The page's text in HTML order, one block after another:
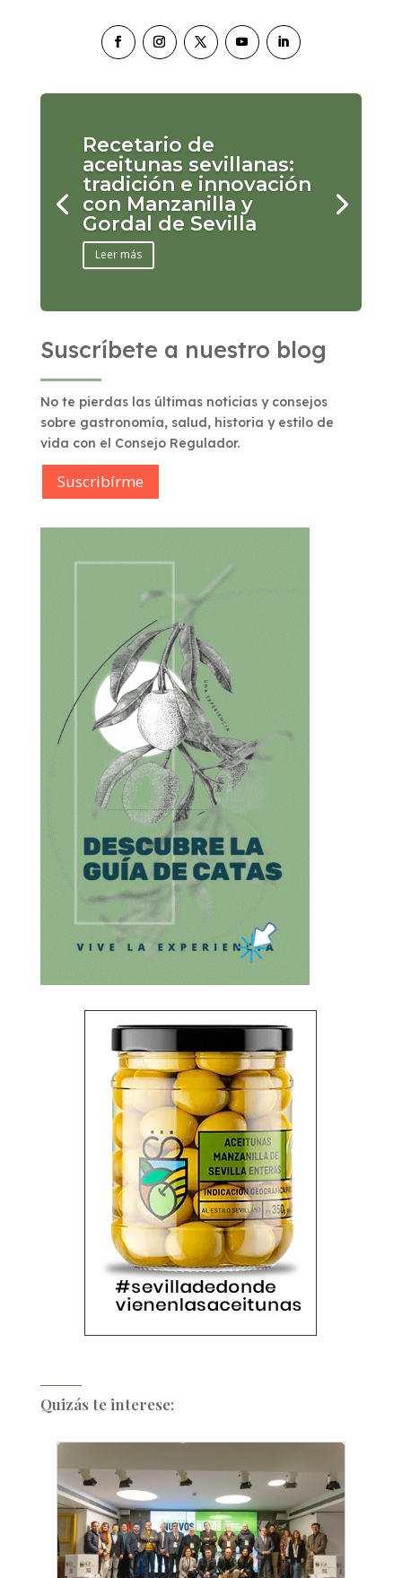
Recetario de
aceitunas sevillanas:
tradición e innovación
con Manzanilla y
Gordal de Sevilla
Leer más
Suscríbete a nuestro blog
No te pierdas las últimas noticias y consejos
sobre gastronomía, salud, historia y estilo de
vida con el Consejo Regulador.
Suscribírme
Quizás te interese: